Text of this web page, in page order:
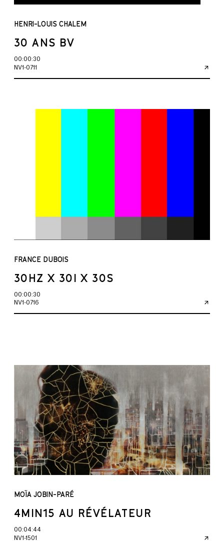
HENRI-LOUIS CHALEM
30 ANS BV
00:00:30
NV1-0711
FRANCE DUBOIS
30HZ X 30I X 30S
00:00:30
NV1-0716
MOÏA JOBIN-PARÉ
4MIN15 AU RÉVÉLATEUR
00:04:44
NV1-1501